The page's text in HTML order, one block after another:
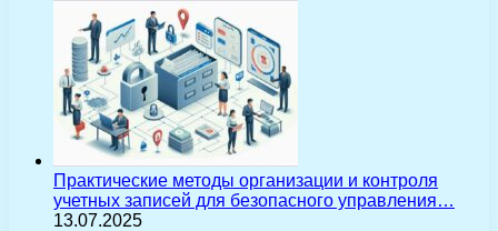
Практические методы организации и контроля
учетных записей для безопасного управления…
13.07.2025